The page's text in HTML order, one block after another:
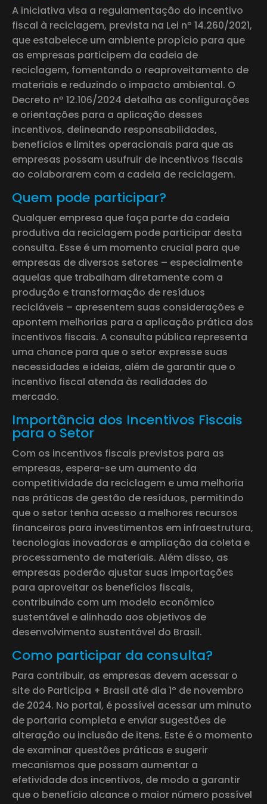
A iniciativa visa a regulamentação do incentivo
fiscal à reciclagem, prevista na Lei nº 14.260/2021,
que estabelece um ambiente propício para que
as empresas participem da cadeia de
reciclagem, fomentando o reaproveitamento de
materiais e reduzindo o impacto ambiental. O
Decreto nº 12.106/2024 detalha as configurações
e orientações para a aplicação desses
incentivos, delineando responsabilidades,
benefícios e limites operacionais para que as
empresas possam usufruir de incentivos fiscais
ao colaborarem com a cadeia de reciclagem.
Quem pode participar?
Qualquer empresa que faça parte da cadeia
produtiva da reciclagem pode participar desta
consulta. Esse é um momento crucial para que
empresas de diversos setores – especialmente
aquelas que trabalham diretamente com a
produção e transformação de resíduos
recicláveis – apresentem suas considerações e
apontem melhorias para a aplicação prática dos
incentivos fiscais. A consulta pública representa
uma chance para que o setor expresse suas
necessidades e ideias, além de garantir que o
incentivo fiscal atenda às realidades do
mercado.
Importância dos Incentivos Fiscais
para o Setor
Com os incentivos fiscais previstos para as
empresas, espera-se um aumento da
competitividade da reciclagem e uma melhoria
nas práticas de gestão de resíduos, permitindo
que o setor tenha acesso a melhores recursos
financeiros para investimentos em infraestrutura,
tecnologias inovadoras e ampliação da coleta e
processamento de materiais. Além disso, as
empresas poderão ajustar suas importações
para aproveitar os benefícios fiscais,
contribuindo com um modelo econômico
sustentável e alinhado aos objetivos de
desenvolvimento sustentável do Brasil.
Como participar da consulta?
Para contribuir, as empresas devem acessar o
site do Participa + Brasil até dia 1º de novembro
de 2024. No portal, é possível acessar um minuto
de portaria completa e enviar sugestões de
alteração ou inclusão de itens. Este é o momento
de examinar questões práticas e sugerir
mecanismos que possam aumentar a
efetividade dos incentivos, de modo a garantir
que o benefício alcance o maior número possível